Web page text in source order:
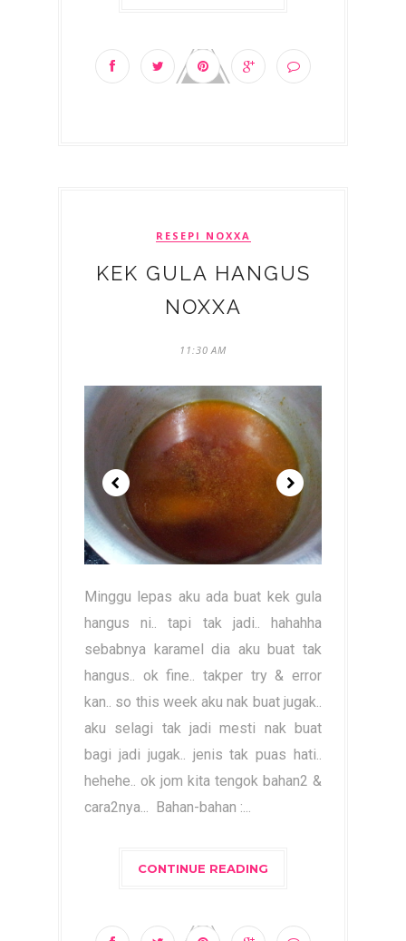
RESEPI NOXXA
KEK GULA HANGUS
NOXXA
11:30 AM
Minggu lepas aku ada buat kek gula
hangus ni.. tapi tak jadi.. hahahha
sebabnya karamel dia aku buat tak
hangus.. ok fine.. takper try & error
kan.. so this week aku nak buat jugak..
aku selagi tak jadi mesti nak buat
bagi jadi jugak.. jenis tak puas hati..
hehehe.. ok jom kita tengok bahan2 &
cara2nya... Bahan-bahan :...
CONTINUE READING